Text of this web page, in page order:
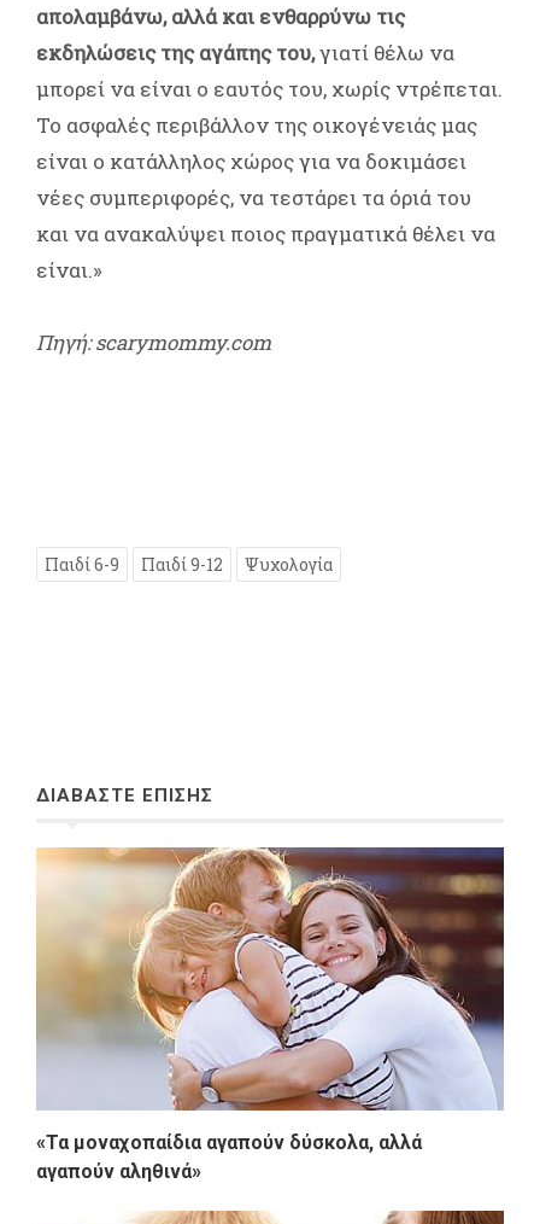
απολαμβάνω, αλλά και ενθαρρύνω τις
εκδηλώσεις της αγάπης του,γιατί θέλω να
μπορεί να είναι ο εαυτός του, χωρίς ντρέπεται.
Το ασφαλές περιβάλλον της οικογένειάς μας
είναι ο κατάλληλος χώρος για να δοκιμάσει
νέες συμπεριφορές, να τεστάρει τα όριά του
και να ανακαλύψει ποιος πραγματικά θέλει να
είναι.»
Πηγή: scarymommy.com
Παιδί 6-9 Παιδί 9-12 Ψυχολογία
ΔΙΑΒΑΣΤΕ ΕΠΙΣΗΣ
«Τα μοναχοπαίδια αγαπούν δύσκολα, αλλά
αγαπούν αληθινά»